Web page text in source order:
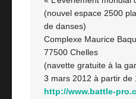
(nouvel espace 2500
de danses)
Complexe Maurice
77500 Chelles
(navette gratuite à la
3 mars 2012 à partir de
http://www.battle-